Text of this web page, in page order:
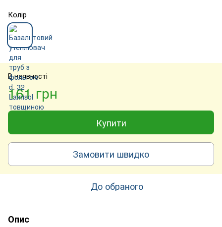
Колір
В наявності
161 грн
Купити
Замовити швидко
До обраного
Опис